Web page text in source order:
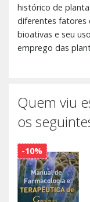
histórico de
diferentes fatores
bioativas e seu
emprego das
Quem viu
os
-10%